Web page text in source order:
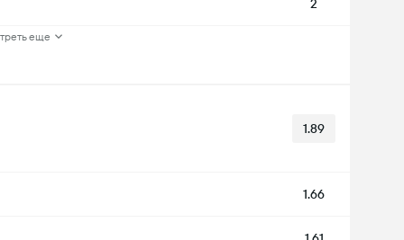
2
еще
1.89
1.66